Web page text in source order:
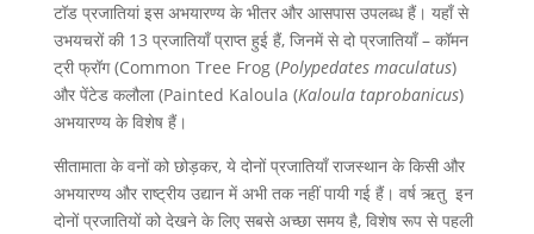
टॉड प्रजातियां इस अभयारण्य के भीतर और आसपास उपलब्ध हैं। यहाँ से
उभयचरों की 13 प्रजातियाँ प्राप्त हुई हैं, जिनमें से दो प्रजातियाँ – कॉमन
ट्री फ्रॉग (Common Tree Frog (Polypedates maculatus)
और पेंटेड कलौला (Painted Kaloula (Kaloula taprobanicus)
अभयारण्य के विशेष हैं।
सीतामाता के वनों को छोड़कर, ये दोनों प्रजातियाँ राजस्थान के किसी और
अभयारण्य और राष्ट्रीय उद्यान में अभी तक नहीं पायी गई हैं। वर्ष ऋतु इन
दोनों प्रजातियों को देखने के लिए सबसे अच्छा समय है, विशेष रूप से पहली